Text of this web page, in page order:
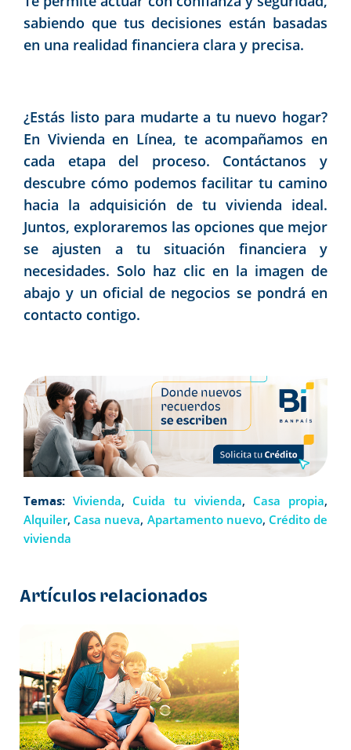
sabiendo que tus decisiones están basadas
en una realidad financiera clara y precisa.
¿Estás listo para mudarte a tu nuevo hogar?
En Vivienda en Línea, te acompañamos en
cada etapa del proceso. Contáctanos y
descubre cómo podemos facilitar tu camino
hacia la adquisición de tu vivienda ideal.
Juntos, exploraremos las opciones que mejor
se ajusten a tu situación financiera y
necesidades. Solo haz clic en la imagen de
abajo y un oficial de negocios se pondrá en
contacto contigo.
Temas: Vivienda, Cuida tu vivienda, Casa propia,
Alquiler, Casa nueva, Apartamento nuevo, Crédito de
vivienda
Artículos relacionados